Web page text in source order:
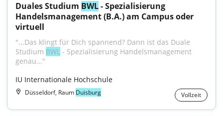
Duales Studium BWL - Spezialisierung
Handelsmanagement (B.A.) am Campus oder
virtuell
"...Das klingt für Dich spannend? Dann ist das Duale
Studium BWL - Spezialisierung Handelsmanagement
genau..."
IU Internationale Hochschule
Düsseldorf, Raum Duisburg Vollzeit